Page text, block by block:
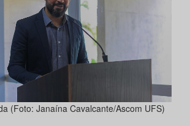
(Foto: Janaína Cavalcante/Ascom UFS)